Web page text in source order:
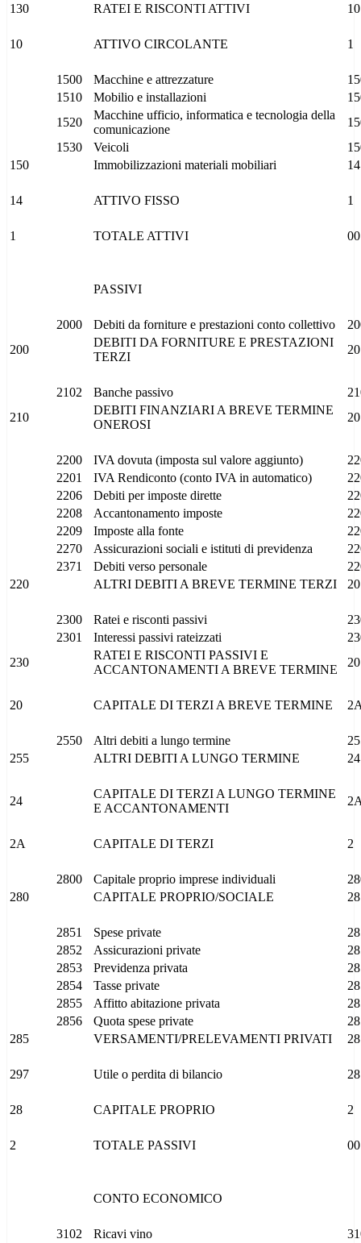
130 RATEI E RISCONTI ATTIVI 10
10 ATTIVO CIRCOLANTE 1
1500 Macchine e attrezzature
1510
Mobilio e installazioni
1520
Macchine ufficio, informatica e tecnologia della
comunicazione
1530
Veicoli
150
Immobilizzazioni materiali mobiliari 14
14 ATTIVO FISSO 1
1 TOTALE ATTIVI 00
PASSIVI
2000 Debiti da forniture e prestazioni conto collettivo
200
DEBITI DA FORNITURE E PRESTAZIONI
TERZI
20
2102 Banche passivo
210
DEBITI FINANZIARI A BREVE TERMINE
ONEROSI
20
2200 IVA dovuta (imposta sul valore aggiunto)
2201
IVA Rendiconto (conto IVA in automatico)
2206
Debiti per imposte dirette
2208
Accantonamento imposte
2209
Imposte alla fonte
2270
Assicurazioni sociali e istituti di previdenza
2371
Debiti verso personale
220
ALTRI DEBITI A BREVE TERMINE TERZI 20
2300 Ratei e risconti passivi
2301
Interessi passivi rateizzati
230
RATEI E RISCONTI PASSIVI E
ACCANTONAMENTI A BREVE TERMINE
20
20 CAPITALE DI TERZI A BREVE TERMINE
2550 Altri debiti a lungo termine
255
ALTRI DEBITI A LUNGO TERMINE 24
24
CAPITALE DI TERZI A LUNGO TERMINE
E ACCANTONAMENTI
2A CAPITALE DI TERZI 2
2800 Capitale proprio imprese individuali
280
CAPITALE PROPRIO/SOCIALE 28
2851 Spese private
2852
Assicurazioni private
2853
Previdenza privata
2854
Tasse private
2855
Affitto abitazione privata
2856
Quota spese private
285
VERSAMENTI/PRELEVAMENTI PRIVATI 28
297 Utile o perdita di bilancio 28
28 CAPITALE PROPRIO 2
2 TOTALE PASSIVI 00
CONTO ECONOMICO
3102 Ricavi vino